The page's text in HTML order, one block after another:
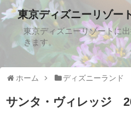
東京ディズニーリゾー
東京ディズニーリゾートに
きます。
ホーム ディズニーランド
サンタ・ヴィレッジ